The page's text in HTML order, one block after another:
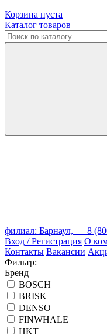
Корзина пуста
Каталог товаров
филиал: Барнаул, — 8
Вход / Регистрация О
Контакты Вакансии
Фильтр:
Бренд
BOSCH
BRISK
DENSO
FINWHALE
HKT